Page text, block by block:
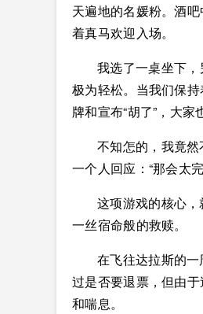
天遍地的名媛粉。酒
着真马欢迎入场。
我选了一桌坐下
极为轻松。当我们保
牌和宣布“胡了”，大家
不知怎的，我竟
一个人回应：“那会太
这项游戏的核心
一丝宿命般的救赎。
在飞往达拉斯的
过是否要退票，但由
和喘息。